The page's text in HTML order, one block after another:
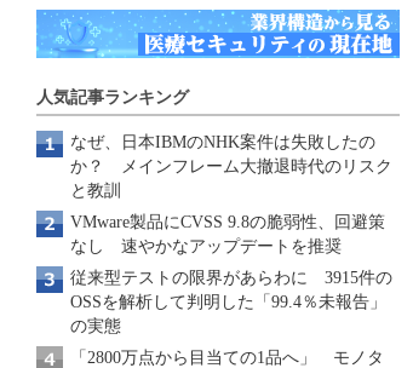
人気記事ランキング
なぜ、日本IBMのNHK案件は失敗したの
か？ メインフレーム大撤退時代のリスク
と教訓
VMware製品にCVSS 9.8の脆弱性、回避策
なし 速やかなアップデートを推奨
従来型テストの限界があらわに 3915件の
OSSを解析して判明した「99.4％未報告」
の実態
「2800万点から目当ての1品へ」 モノタ